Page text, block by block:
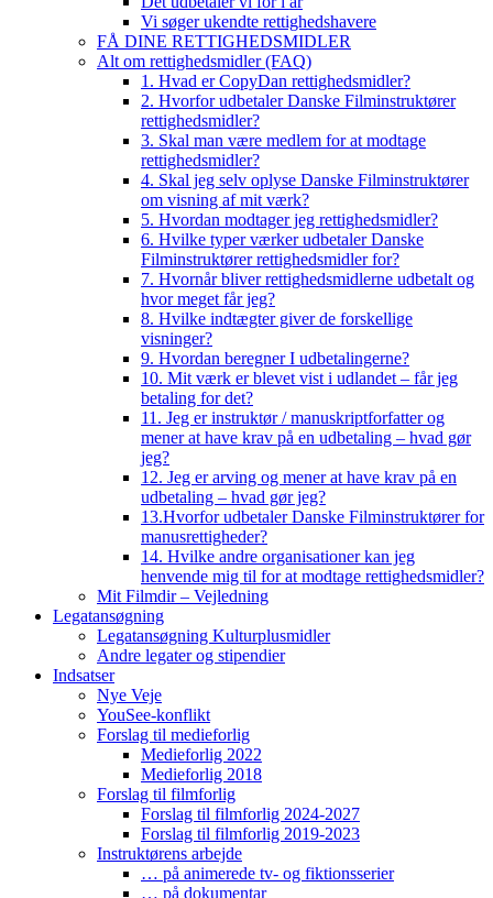
Vi søger ukendte rettighedshavere
FÅ DINE RETTIGHEDSMIDLER
Alt om rettighedsmidler (FAQ)
1. Hvad er CopyDan rettighedsmidler?
2. Hvorfor udbetaler Danske Filminstruktører
rettighedsmidler?
3. Skal man være medlem for at modtage
rettighedsmidler?
4. Skal jeg selv oplyse Danske Filminstruktører
om visning af mit værk?
5. Hvordan modtager jeg rettighedsmidler?
6. Hvilke typer værker udbetaler Danske
Filminstruktører rettighedsmidler for?
7. Hvornår bliver rettighedsmidlerne udbetalt og
hvor meget får jeg?
8. Hvilke indtægter giver de forskellige
visninger?
9. Hvordan beregner I udbetalingerne?
10. Mit værk er blevet vist i udlandet – får jeg
betaling for det?
11. Jeg er instruktør / manuskriptforfatter og
mener at have krav på en udbetaling – hvad gør
jeg?
12. Jeg er arving og mener at have krav på en
udbetaling – hvad gør jeg?
13.Hvorfor udbetaler Danske Filminstruktører for
manusrettigheder?
14. Hvilke andre organisationer kan jeg
henvende mig til for at modtage rettighedsmidler?
Mit Filmdir – Vejledning
Legatansøgning
Legatansøgning Kulturplusmidler
Andre legater og stipendier
Indsatser
Nye Veje
YouSee-konflikt
Forslag til medieforlig
Medieforlig 2022
Medieforlig 2018
Forslag til filmforlig
Forslag til filmforlig 2024-2027
Forslag til filmforlig 2019-2023
Instruktørens arbejde
… på animerede tv- og fiktionsserier
… på dokumentar